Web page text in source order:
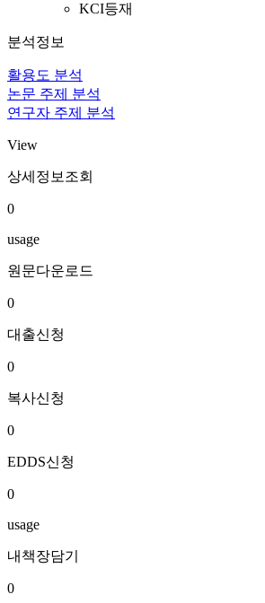
KCI등재
분석정보
활용도 분석
논문 주제 분석
연구자 주제 분석
View
상세정보조회
0
usage
원문다운로드
0
대출신청
0
복사신청
0
EDDS신청
0
usage
내책장담기
0